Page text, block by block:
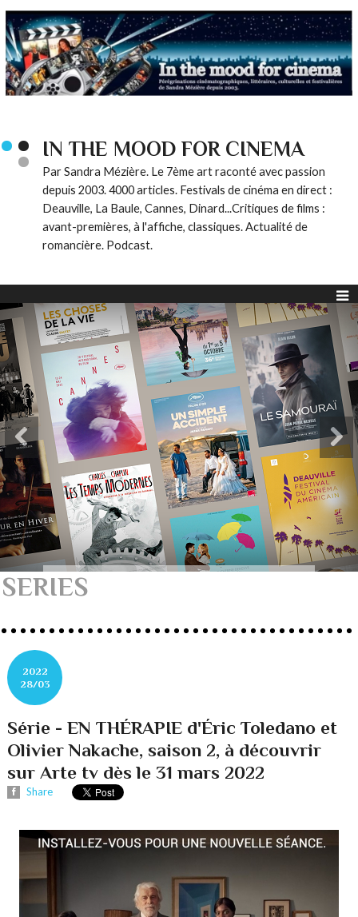
IN THE MOOD FOR CINEMA
Par Sandra Mézière. Le 7ème art raconté avec passion
depuis 2003. 4000 articles. Festivals de cinéma en direct :
Deauville, La Baule, Cannes, Dinard...Critiques de films :
avant-premières, à l'affiche, classiques. Actualité de
romancière. Podcast.
SERIES
2022
28/03
Série - EN THÉRAPIE d'Éric Toledano et
Olivier Nakache, saison 2, à découvrir
sur Arte tv dès le 31 mars 2022
Share